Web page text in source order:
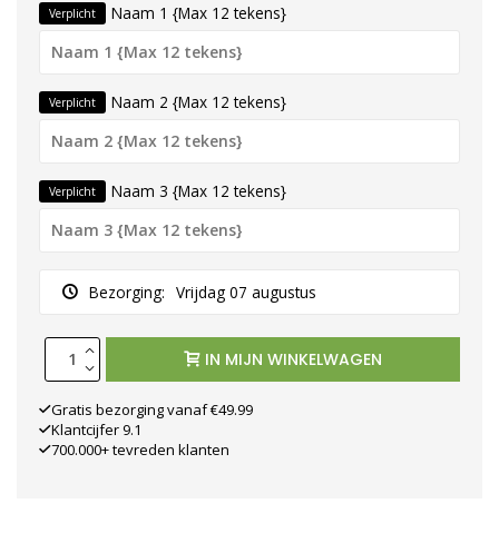
Verplicht Naam 1 {Max 12 tekens}
Verplicht Naam 2 {Max 12 tekens}
Verplicht Naam 3 {Max 12 tekens}
Bezorging: Vrijdag 07 augustus
IN MIJN WINKELWAGEN
Gratis bezorging vanaf €49.99
Klantcijfer 9.1
700.000+ tevreden klanten